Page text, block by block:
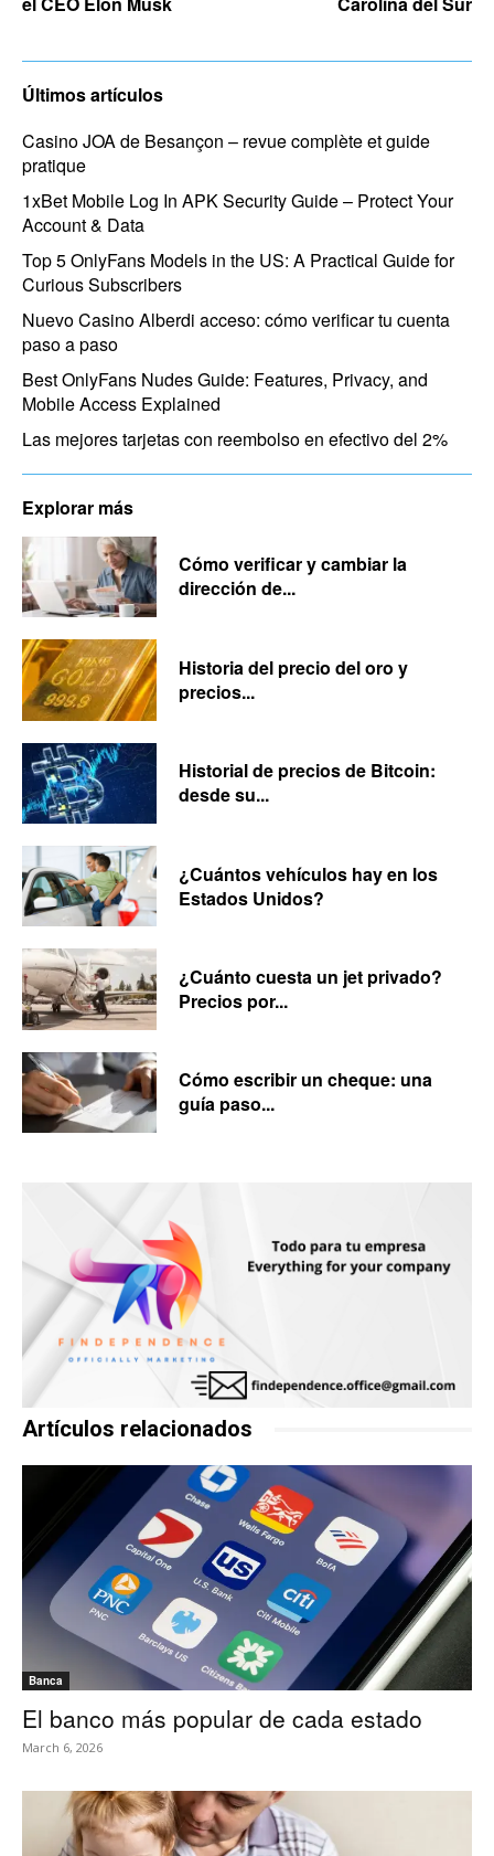
Últimos artículos
Casino JOA de Besançon – revue complète et guide
pratique
1xBet Mobile Log In APK Security Guide – Protect Your
Account & Data
Top 5 OnlyFans Models in the US: A Practical Guide for
Curious Subscribers
Nuevo Casino Alberdi acceso: cómo verificar tu cuenta
paso a paso
Best OnlyFans Nudes Guide: Features, Privacy, and
Mobile Access Explained
Las mejores tarjetas con reembolso en efectivo del 2%
Explorar más
Cómo verificar y cambiar la
dirección de...
Historia del precio del oro y
precios...
Historial de precios de Bitcoin:
desde su...
¿Cuántos vehículos hay en los
Estados Unidos?
¿Cuánto cuesta un jet privado?
Precios por...
Cómo escribir un cheque: una
guía paso...
Artículos relacionados
Banca
El banco más popular de cada estado
March 6, 2026